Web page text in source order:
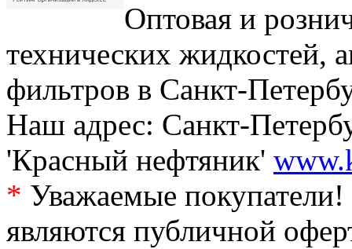
Оптовая и
технических жидкостей,
фильтров в Санкт-
Наш адрес: Санкт-
'Красный нефтяник'
* Уважаемые
являются публичной